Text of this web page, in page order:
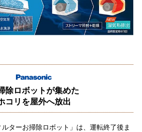
除ロボットが集めた
コリを屋外へ放出
ターお掃除ロボット」は、運転終了後ま